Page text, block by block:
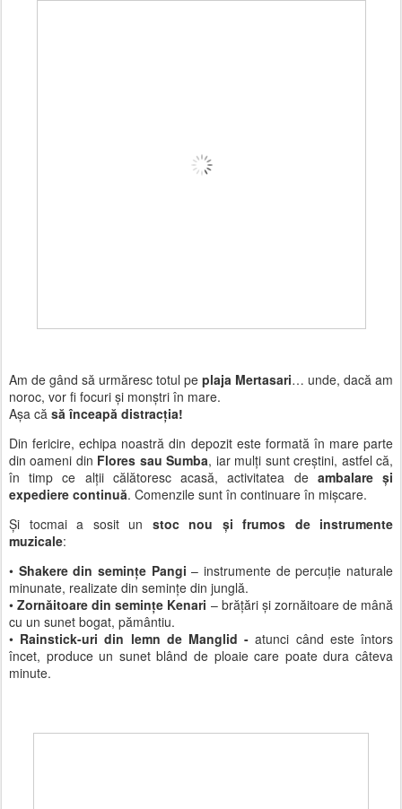
Am de gând să urmăresc totul pe plaja Mertasari… unde, dacă am
noroc, vor fi focuri și monștri în mare.
Așa că să înceapă distracția!
Din fericire, echipa noastră din depozit este formată în mare parte
din oameni din Flores sau Sumba, iar mulți sunt creștini, astfel că,
în timp ce alții călătoresc acasă, activitatea de ambalare și
expediere continuă. Comenzile sunt în continuare în mișcare.
Și tocmai a sosit un stoc nou și frumos de instrumente
muzicale:
• Shakere din semințe Pangi– instrumente de percuție naturale
minunate, realizate din semințe din junglă.
•Zornăitoare din semințe Kenari – brățări și zornăitoare de mână
cu un sunet bogat, pământiu.
• Rainstick-uri din lemn de Manglid -atunci când este întors
încet, produce un sunet blând de ploaie care poate dura câteva
minute.